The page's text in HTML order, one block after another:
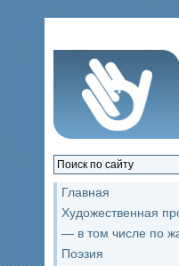
Главная
Художественная
— в том числе по
Поэзия